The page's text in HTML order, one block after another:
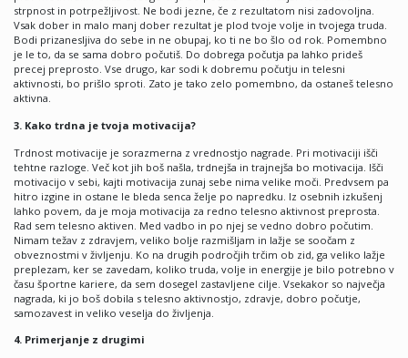
strpnost in potrpežljivost. Ne bodi jezne, če z rezultatom nisi zadovoljna.
Vsak dober in malo manj dober rezultat je plod tvoje volje in tvojega truda.
Bodi prizanesljiva do sebe in ne obupaj, ko ti ne bo šlo od rok. Pomembno
je le to, da se sama dobro počutiš. Do dobrega počutja pa lahko prideš
precej preprosto. Vse drugo, kar sodi k dobremu počutju in telesni
aktivnosti, bo prišlo sproti. Zato je tako zelo pomembno, da ostaneš telesno
aktivna.
3. Kako trdna je tvoja motivacija?
Trdnost motivacije je sorazmerna z vrednostjo nagrade. Pri motivaciji išči
tehtne razloge. Več kot jih boš našla, trdnejša in trajnejša bo motivacija. Išči
motivacijo v sebi, kajti motivacija zunaj sebe nima velike moči. Predvsem pa
hitro izgine in ostane le bleda senca želje po napredku. Iz osebnih izkušenj
lahko povem, da je moja motivacija za redno telesno aktivnost preprosta.
Rad sem telesno aktiven. Med vadbo in po njej se vedno dobro počutim.
Nimam težav z zdravjem, veliko bolje razmišljam in lažje se soočam z
obveznostmi v življenju. Ko na drugih področjih trčim ob zid, ga veliko lažje
preplezam, ker se zavedam, koliko truda, volje in energije je bilo potrebno v
času športne kariere, da sem dosegel zastavljene cilje. Vsekakor so največja
nagrada, ki jo boš dobila s telesno aktivnostjo, zdravje, dobro počutje,
samozavest in veliko veselja do življenja.
4. Primerjanje z drugimi